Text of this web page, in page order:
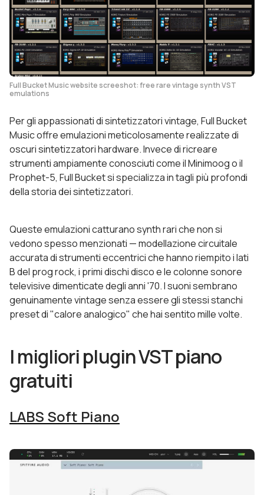
Full Bucket Music website screeshot: free rare vintage synth VST
emulations
Per gli appassionati di sintetizzatori vintage, Full Bucket
Music offre emulazioni meticolosamente realizzate di
oscuri sintetizzatori hardware. Invece di ricreare
strumenti ampiamente conosciuti come il Minimoog o il
Prophet-5, Full Bucket si specializza in tagli più profondi
della storia dei sintetizzatori.
Queste emulazioni catturano synth rari che non si
vedono spesso menzionati — modellazione circuitale
accurata di strumenti eccentrici che hanno riempito i lati
B del prog rock, i primi dischi disco e le colonne sonore
televisive dimenticate degli anni '70. I suoni sembrano
genuinamente vintage senza essere gli stessi stanchi
preset di "calore analogico" che hai sentito mille volte.
I migliori plugin VST piano
gratuiti
LABS Soft Piano